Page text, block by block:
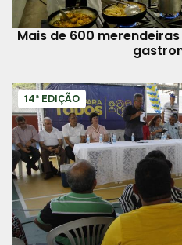
Mais de 600
14ª EDIÇÃO